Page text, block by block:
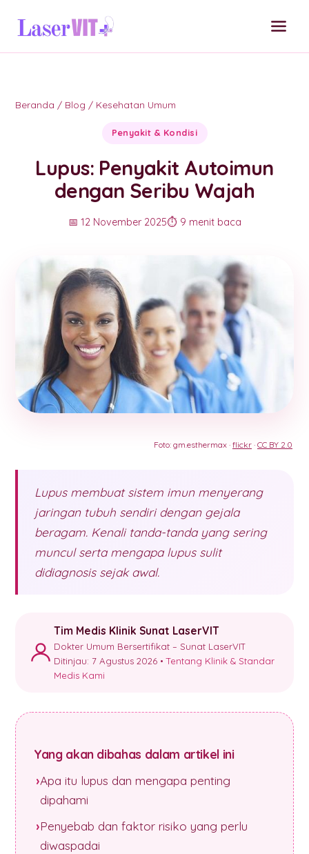
Beranda / Blog / Kesehatan Umum
Penyakit & Kondisi
Lupus: Penyakit Autoimun
dengan Seribu Wajah
📅 12 November 2025⏱️ 9 menit baca
Foto: gm.esthermax · flickr · CC BY 2.0
Lupus membuat sistem imun menyerang
jaringan tubuh sendiri dengan gejala
beragam. Kenali tanda-tanda yang sering
muncul serta mengapa lupus sulit
didiagnosis sejak awal.
Tim Medis Klinik Sunat LaserVIT
Dokter Umum Bersertifikat – Sunat LaserVIT
Ditinjau: 7 Agustus 2026 •Tentang Klinik & Standar
Medis Kami
Yang akan dibahas dalam artikel ini
Apa itu lupus dan mengapa penting
dipahami
Penyebab dan faktor risiko yang perlu
diwaspadai